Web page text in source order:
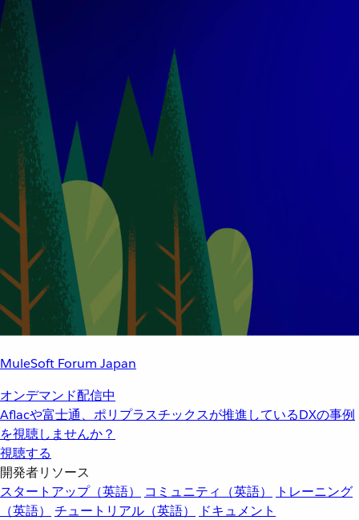
MuleSoft Forum Japan
オンデマンド配信中
Aflacや富士通、ポリプラスチックスが推進しているDXの事例
を視聴しませんか？
視聴する
開発者リソース
スタートアップ（英語）
コミュニティ（英語）
トレーニング
（英語）
チュートリアル（英語）
ドキュメント